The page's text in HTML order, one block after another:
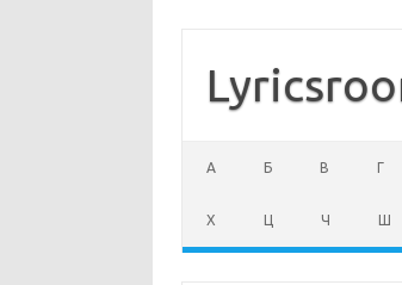
содержимому
А Б В Г
Х Ц Ч Ш